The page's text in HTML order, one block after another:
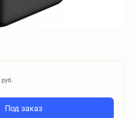
руб.
Под заказ